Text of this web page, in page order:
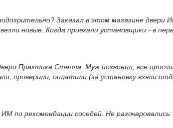
Заказал в этом магазине двери
новые. Когда приехали установщики - в
Практика Стелла. Муж позвонил, все
проверили, оплатили (за установку взяли
по рекомендации соседей. Не